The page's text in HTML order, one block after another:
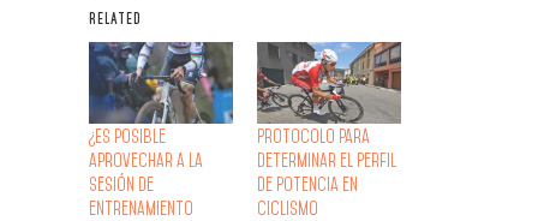
RELATED
¿Es posible
aprovechar a la
sesión de
entrenamiento
Protocolo para
Determinar el Perfil
de Potencia en
Ciclismo